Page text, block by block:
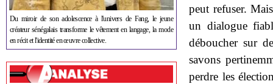
Du miroir de son adolescence à l'univers de Fang, le jeune
créateur sénégalais transforme le vêtement en langage, la mode
en récit et l'identité en œuvre collective.
peut refuser.
un dialogue
déboucher sur
savons
perdre les